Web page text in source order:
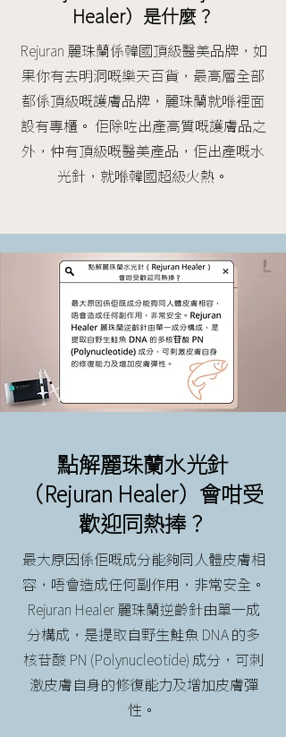
Healer）是什麼？
Rejuran 麗珠蘭係韓國頂級醫美品牌，如
果你有去明洞嘅樂天百貨，最高層全部
都係頂級嘅護膚品牌，麗珠蘭就喺裡面
設有專櫃。 佢除咗出產高質嘅護膚品之
外，仲有頂級嘅醫美產品，佢出產嘅水
光針，就喺韓國超級火熱。
點解麗珠蘭水光針
（Rejuran Healer）會咁受
歡迎同熱捧？
最大原因係佢嘅成分能夠同人體皮膚相
容，唔會造成任何副作用，非常安全。
Rejuran Healer 麗珠蘭逆齡針由單一成
分構成，是提取自野生鮭魚 DNA 的多
核苷酸 PN (Polynucleotide) 成分，可刺
激皮膚自身的修復能力及增加皮膚彈
性。